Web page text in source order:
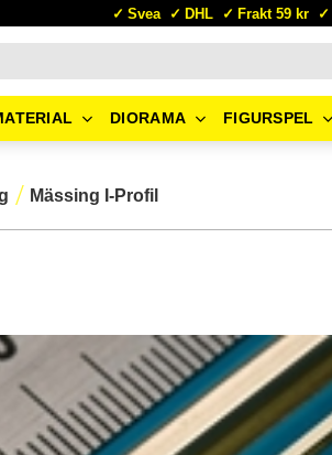
Svea DHL Frakt 59 kr
DIORAMA FIGURSPEL
Mässing I-Profil